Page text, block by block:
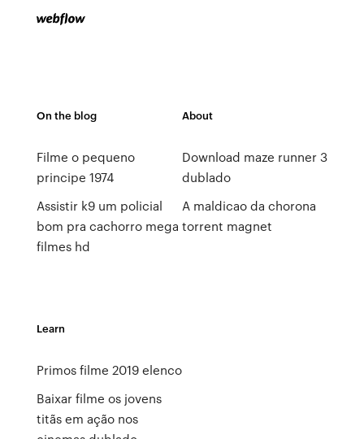
On the blog
Filme o pequeno
principe 1974
Assistir k9 um policial
bom pra cachorro mega
filmes hd
About
Download maze runner 3
dublado
A maldicao da chorona
torrent magnet
Learn
Primos filme 2019 elenco
Baixar filme os jovens
titãs em ação nos